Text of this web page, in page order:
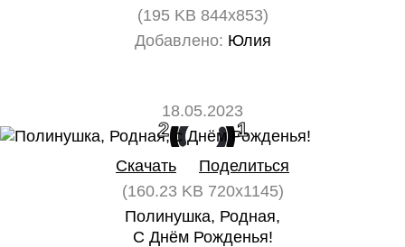
(195 KB 844x853)
Добавлено: Юлия
18.05.2023
2 1
Скачать
Поделиться
(160.23 KB 720x1145)
Полинушка, Родная,
С Днём Рожденья!